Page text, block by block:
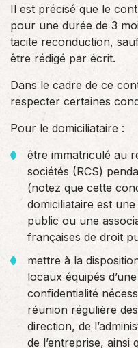
Il est précisé que le
pour une durée de 3
tacite reconduction,
être rédigé par écrit.
Dans le cadre de ce
respecter certaines
Pour le domiciliataire :
être immatriculé au
sociétés (RCS)
(notez que cette
domiciliataire est
public ou une
françaises de droit
mettre à la
locaux équipés
confidentialité
réunion régulière
direction, de
de l’entreprise,